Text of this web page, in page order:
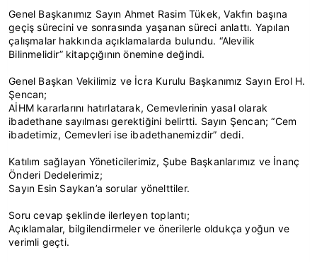
Genel Başkanımız Sayın Ahmet Rasim Tükek, Vakfın başına
geçiş sürecini ve sonrasında yaşanan süreci anlattı. Yapılan
çalışmalar hakkında açıklamalarda bulundu. “Alevilik
Bilinmelidir” kitapçığının önemine değindi.
Genel Başkan Vekilimiz ve İcra Kurulu Başkanımız Sayın Erol H.
Şencan;
AİHM kararlarını hatırlatarak, Cemevlerinin yasal olarak
ibadethane sayılması gerektiğini belirtti. Sayın Şencan; “Cem
ibadetimiz, Cemevleri ise ibadethanemizdir” dedi.
Katılım sağlayan Yöneticilerimiz, Şube Başkanlarımız ve İnanç
Önderi Dedelerimiz;
Sayın Esin Saykan’a sorular yönelttiler.
Soru cevap şeklinde ilerleyen toplantı;
Açıklamalar, bilgilendirmeler ve önerilerle oldukça yoğun ve
verimli geçti.